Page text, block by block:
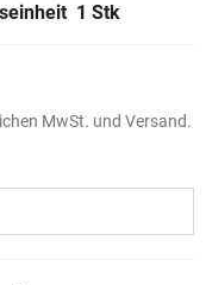
1 Stk
MwSt. und Versand.